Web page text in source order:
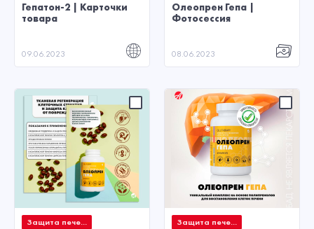
Гепатон-2 | Карточки
товара
09.06.2023
Олеопрен Гепа |
Фотосессия
08.06.2023
Защита пече... Защита пече...